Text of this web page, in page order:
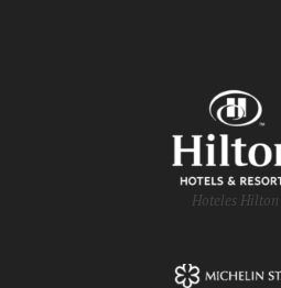
Hoteles Hilton